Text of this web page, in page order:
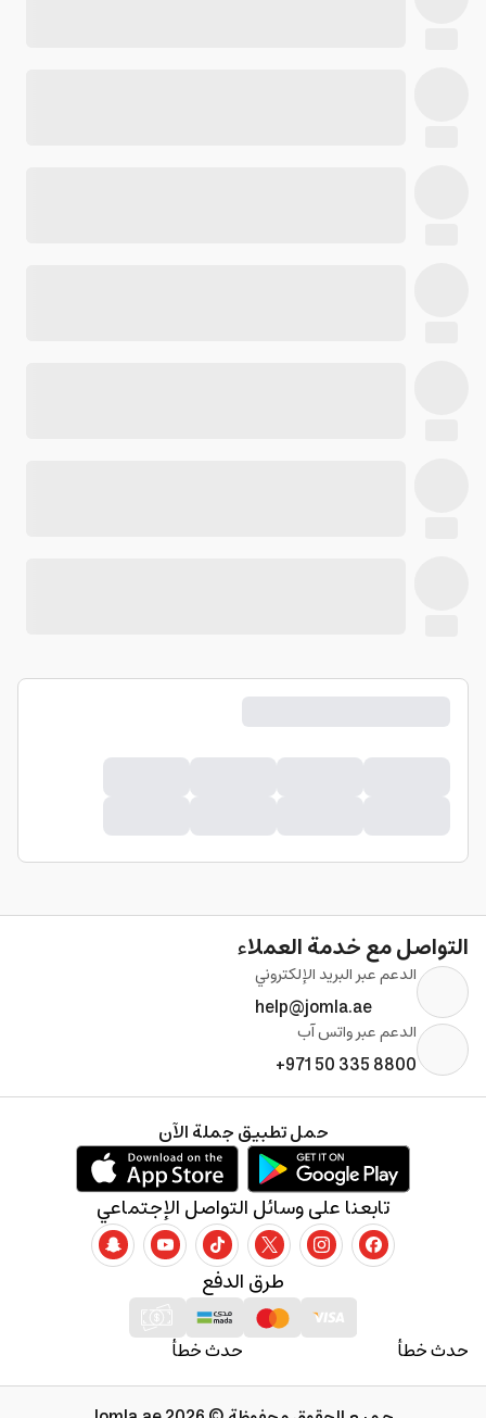
التواصل مع خدمة العملاء
الدعم عبر البريد الإلكتروني
help@jomla.ae
الدعم عبر واتس آب
+971 50 335 8800
حدث خطأ حدث خطأ
طرق الدفع
تابعنا على وسائل التواصل الإجتماعي
حمل تطبيق جملة الآن